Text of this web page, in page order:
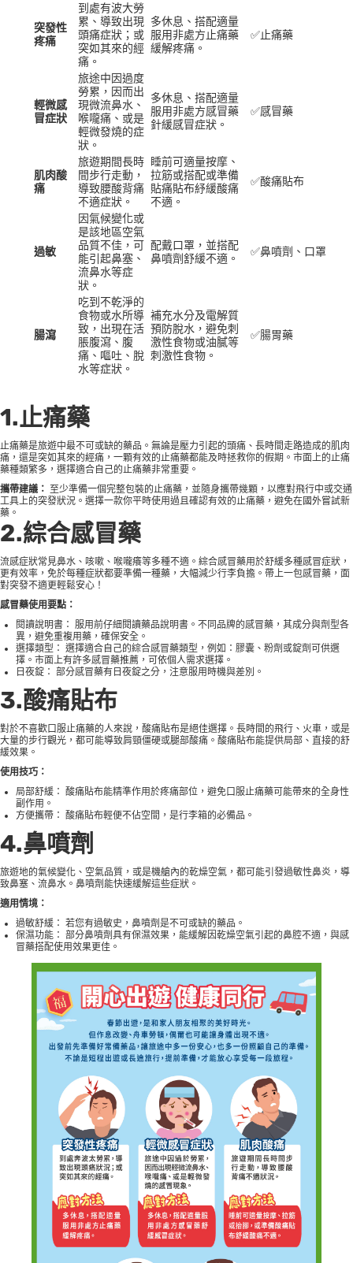
突發性
疼痛
到處有波大勞
累、導致出現
頭痛症狀；或
突如其來的經
痛。
多休息、搭配適量
服用非處方止痛藥
緩解疼痛。
✅止痛藥
輕微感
冒症狀
旅途中因過度
勞累，因而出
現微流鼻水、
喉嚨痛、或是
輕微發燒的症
狀。
多休息、搭配適量
服用非處方感冒藥
針緩感冒症狀。
✅感冒藥
肌肉酸
痛
旅遊期間長時
間步行走動，
導致腰酸背痛
不適症狀。
睡前可適量按摩、
拉筋或搭配或準備
貼痛貼布紓緩酸痛
不適。
✅酸痛貼布
過敏
因氣候變化或
是該地區空氣
品質不佳，可
能引起鼻塞、
流鼻水等症
狀。
配戴口罩，並搭配
鼻噴劑舒緩不適。
✅鼻噴劑、口罩
腸瀉
吃到不乾淨的
食物或水所導
致，出現在活
脹腹瀉、腹
痛、嘔吐、脫
水等症狀。
補充水分及電解質
預防脫水，避免刺
激性食物或油膩等
刺激性食物。
✅腸胃藥
1.止痛藥
止痛藥是旅遊中最不可或缺的藥品。無論是壓力引起的頭痛、長時間走路造成的肌肉
痛，還是突如其來的經痛，一顆有效的止痛藥都能及時拯救你的假期。市面上的止痛
藥種類繁多，選擇適合自己的止痛藥非常重要。
攜帶建議： 至少準備一個完整包裝的止痛藥，並隨身攜帶幾顆，以應對飛行中或交通
工具上的突發狀況。選擇一款你平時使用過且確認有效的止痛藥，避免在國外嘗試新
藥。
2.綜合感冒藥
流感症狀常見鼻水、咳嗽、喉嚨癢等多種不適。綜合感冒藥用於舒緩多種感冒症狀，
更有效率，免於每種症狀都要準備一種藥，大幅減少行李負擔。帶上一包感冒藥，面
對突發不適更輕鬆安心！
感冒藥使用要點：
閱讀說明書： 服用前仔細閱讀藥品說明書。不同品牌的感冒藥，其成分與劑型各
異，避免重複用藥，確保安全。
選擇類型： 選擇適合自己的綜合感冒藥類型，例如：膠囊、粉劑或錠劑可供選
擇。市面上有許多感冒藥推薦，可依個人需求選擇。
日夜錠： 部分感冒藥有日夜錠之分，注意服用時機與差別。
3.酸痛貼布
對於不喜歡口服止痛藥的人來說，酸痛貼布是絕佳選擇。長時間的飛行、火車，或是
大量的步行觀光，都可能導致肩頸僵硬或腿部酸痛。酸痛貼布能提供局部、直接的舒
緩效果。
使用技巧：
局部舒緩： 酸痛貼布能精準作用於疼痛部位，避免口服止痛藥可能帶來的全身性
副作用。
方便攜帶： 酸痛貼布輕便不佔空間，是行李箱的必備品。
4.鼻噴劑
旅遊地的氣候變化、空氣品質，或是機艙內的乾燥空氣，都可能引發過敏性鼻炎，導
致鼻塞、流鼻水。鼻噴劑能快速緩解這些症狀。
適用情境：
過敏舒緩： 若您有過敏史，鼻噴劑是不可或缺的藥品。
保濕功能： 部分鼻噴劑具有保濕效果，能緩解因乾燥空氣引起的鼻腔不適，與感
冒藥搭配使用效果更佳。